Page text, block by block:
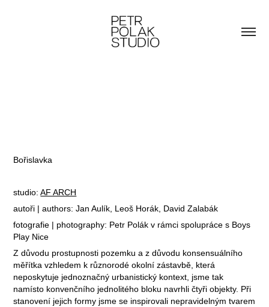
Bořislavka
studio:AF ARCH
autoři | authors:Jan Aulík, Leoš Horák, David Zalabák
fotografie | photography: Petr Polák v rámci spolupráce s Boys
Play Nice
Z důvodu prostupnosti pozemku a z důvodu konsensuálního
měřítka vzhledem k různorodé okolní zástavbě, která
neposkytuje jednoznačný urbanistický kontext, jsme tak
namísto konvenčního jednolitého bloku navrhli čtyři objekty. Při
stanovení jejich formy jsme se inspirovali nepravidelným tvarem